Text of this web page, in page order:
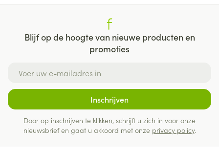
Blijf op de hoogte van nieuwe producten en
promoties
Inschrijven
Door op inschrijven te klikken, schrijft u zich in voor onze
nieuwsbrief en gaat u akkoord met onze privacy policy.